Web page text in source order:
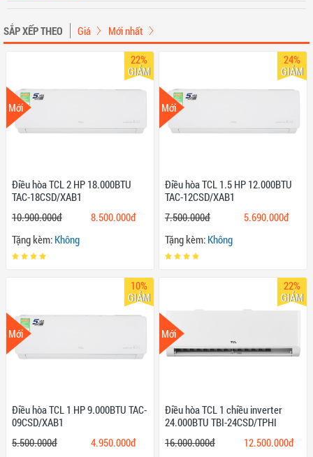
SẮP XẾP THEO Giá Mới nhất
Điều hòa TCL 2 HP 18.000BTU
TAC-18CSD/XAB1
10.900.000đ
8.500.000đ
Tặng kèm: Không
Mới
22%
GIẢM
Điều hòa TCL 1.5 HP 12.000BTU
TAC-12CSD/XAB1
7.500.000đ
5.690.000đ
Tặng kèm: Không
Mới
24%
GIẢM
Điều hòa TCL 1 HP 9.000BTU TAC-
09CSD/XAB1
5.500.000đ
4.950.000đ
Mới
10%
GIẢM
Điều hòa TCL 1 chiều inverter
24.000BTU TBI-24CSD/TPHI
16.000.000đ
12.500.000đ
Mới
22%
GIẢM